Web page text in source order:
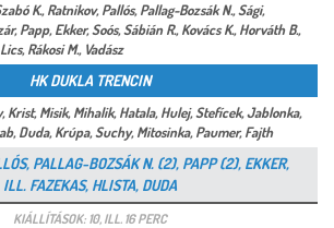
K., Ratnikov, Pallós, Pallag-Bozsák N., Sági,
Papp, Ekker, Soós, Sábián R., Kovács K., Horváth B.,
Rákosi M., Vadász
HK DUKLA TRENCIN
Krist, Misik, Mihalik, Hatala, Hulej, Stefícek, Jablonka,
Duda, Krúpa, Suchy, Mitosinka, Paumer, Fajth
PALLAG-BOZSÁK N. (2), PAPP (2), EKKER,
ILL. FAZEKAS, HLISTA, DUDA
KIÁLLÍTÁSOK: 10, ILL. 16 PERC